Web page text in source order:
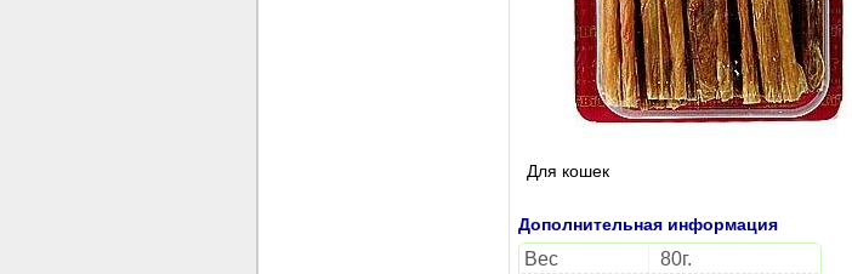
Для кошек
Дополнительная информация
Вес 80г.